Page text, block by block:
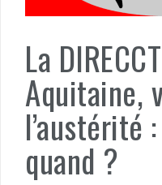
La
Aquitaine,
l’austérité
quand ?